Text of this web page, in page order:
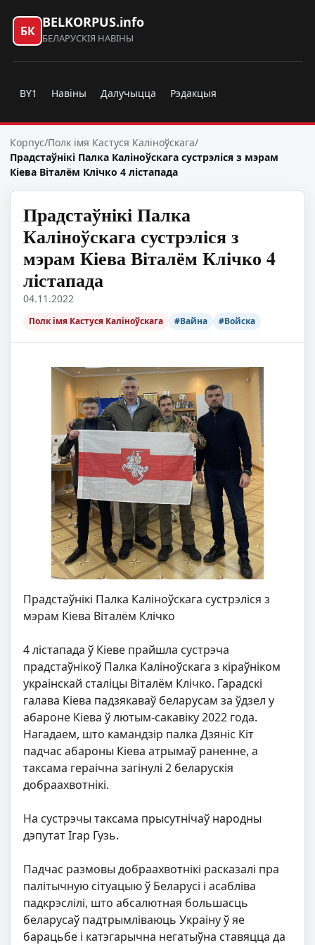
БК
BELKORPUS.info
БЕЛАРУСКІЯ НАВІНЫ
BY1 Навіны Далучыцца Рэдакцыя
Корпус/Полк імя Кастуся Каліноўскага/
Прадстаўнікі Палка Каліноўскага сустрэліся з мэрам
Кіева Віталём Клічко 4 лістапада
Прадстаўнікі Палка
Каліноўскага сустрэліся з
мэрам Кіева Віталём Клічко 4
лістапада
04.11.2022
Полк імя Кастуся Каліноўскага #Вайна #Войска
Прадстаўнікі Палка Каліноўскага сустрэліся з
мэрам Кіева Віталём Клічко
4 лістапада ў Кіеве прайшла сустрэча
прадстаўнікоў Палка Каліноўскага з кіраўніком
украінскай сталіцы Віталём Клічко. Гарадскі
галава Кіева падзякаваў беларусам за ўдзел у
абароне Кіева ў лютым-сакавіку 2022 года.
Нагадаем, што камандзір палка Дзяніс Кіт
падчас абароны Кіева атрымаў раненне, а
таксама гераічна загінулі 2 беларускія
добраахвотнікі.
На сустрэчы таксама прысутнічаў народны
дэпутат Ігар Гузь.
Падчас размовы добраахвотнікі расказалі пра
палітычную сітуацыю ў Беларусі і асабліва
падкрэслілі, што абсалютная большасць
беларусаў падтрымліваюць Украіну ў яе
барацьбе і катэгарычна негатыўна ставяцца да